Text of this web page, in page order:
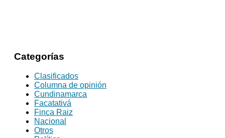
Categorías
Clasificados
Columna de opinión
Cundinamarca
Facatativá
Finca Raiz
Nacional
Otros